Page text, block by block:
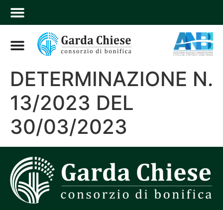
DETERMINAZIONE N.
13/2023 DEL
30/03/2023